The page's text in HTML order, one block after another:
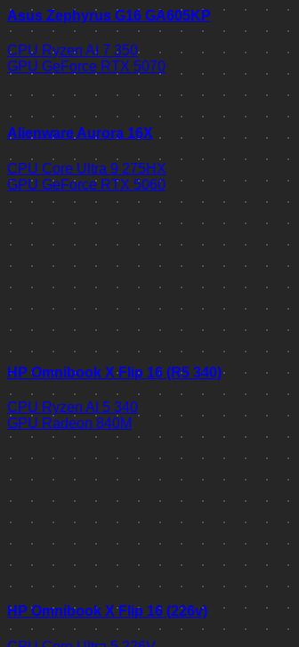
Asus Zephyrus G16 GA605KP
CPU Ryzen AI 7 350
GPU GeForce RTX 5070
Alienware Aurora 16X
CPU Core Ultra 9 275HX
GPU GeForce RTX 5060
HP Omnibook X Flip 16 (R5 340)
CPU Ryzen AI 5 340
GPU Radeon 840M
HP Omnibook X Flip 16 (226v)